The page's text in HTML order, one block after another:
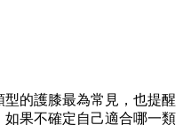
的護膝最為常見，也提醒
果不確定自己適合哪一類